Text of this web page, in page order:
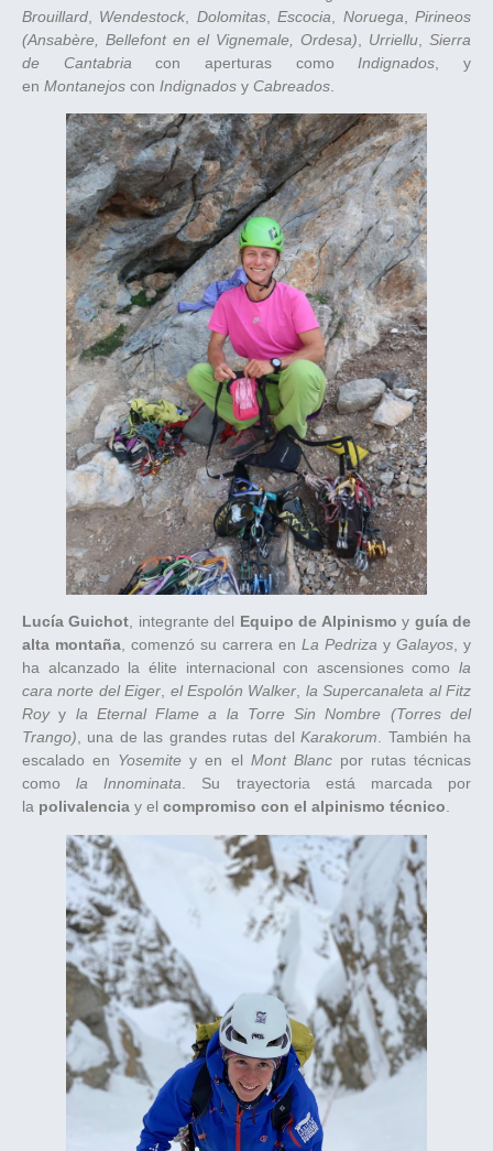
Brouillard
Wendestock Dolomitas,Escocia Noruega ,Pirineos
(Ansabère, Bellefont en el Vignemale, Ordesa)
Urriellu
Sierra
de Cantabria con aperturas como Indignados , y
en Montanejos con Indignados y Cabreados
Lucía Guichot, integrante del Equipo de Alpinismo y guía de
alta montaña, comenzó su carrera en La Pedriza y Galayos, y
ha alcanzado la élite internacional con ascensiones como la
cara norte del Eiger, el Espolón Walker, la Supercanaleta al Fitz
Royy la Eternal Flame a la Torre Sin Nombre (Torres del
Trango), una de las grandes rutas delKarakorum. También ha
escalado en Yosemite y en el Mont Blancpor rutas técnicas
comola Innominata. Su trayectoria está marcada por
la polivalencia y el compromiso con el alpinismo técnico.